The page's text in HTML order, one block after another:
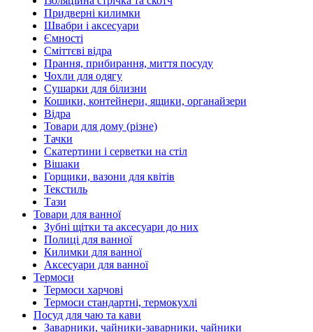
Придверні килимки
Швабри і аксесуари
Ємності
Сміттєві відра
Прання, прибирання, миття посуду
Чохли для одягу
Сушарки для білизни
Кошики, контейнери, ящики, органайзери
Відра
Товари для дому (різне)
Тачки
Скатертини і серветки на стіл
Вішаки
Горщики, вазони для квітів
Текстиль
Тази
Товари для ванної
Зубні щітки та аксесуари до них
Полиці для ванної
Килимки для ванної
Аксесуари для ванної
Термоси
Термоси харчові
Термоси стандартні, термокухлі
Посуд для чаю та кави
Заварники, чайники-заварники, чайники